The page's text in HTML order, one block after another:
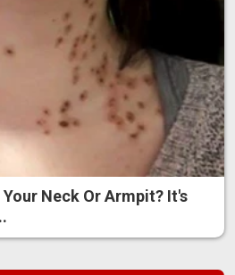
Neck Or Armpit? It's